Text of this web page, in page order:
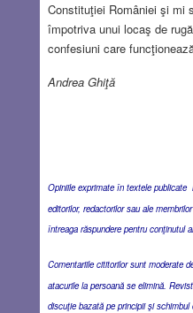
Constituţiei României şi mi
împotriva unui locaş de
confesiuni care
Andrea Ghiţă
Opiniile exprimate în textele publicate
editorilor, redactorilor sau ale
întreaga răspundere pentru conţinutul
Comentariile cititorilor sunt moderate
atacurile la persoană se elimină.
discuţie bazată pe principii şi schimbul